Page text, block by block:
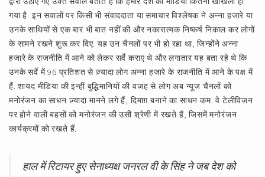
गया है. इन सवालों पर किसी भी संवाददाता या समाचार विश्लेषक ने अन्ना हजारे या
उनके साथियों से एक बार भी बात नहीं की और नकारात्मक निष्कर्ष निकाल कर लोगों
के सामने रखने शुरू कर दिए. यह उन चैनलों पर भी हो रहा था, जिन्होंने अन्ना
हजारे के राजनीति में आने को लेकर सर्वे कराए थे और लगातार यह बता रहे थे कि
उनके सर्वे में 96 प्रतिशत से ज़्यादा लोग अन्ना हजारे के राजनीति में आने के पक्ष में
हैं. शायद मीडिया की इन्हीं बुद्धिमानियों की वजह से लोग अब न्यूज चैनलों को
मनोरंजन का साधन ज़्यादा मानने लगे हैं, दिमाग़ बनाने का साधन कम. वे टेलीविजन
पर होने वाली बहसों को मनोरंजन की उसी श्रेणी में रखते हैं, जिसमें मनोरंजन
कार्यक्रमों को रखते हैं.
हाल में रिटायर हुए सेनाध्यक्ष जनरल वी के सिंह ने जब देश को